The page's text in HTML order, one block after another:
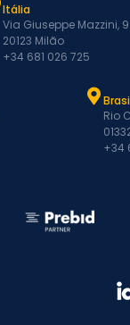
Itália
Via Giuseppe Mazzini, 9
20123 Milão
+34 681 026 725
Rio
+34